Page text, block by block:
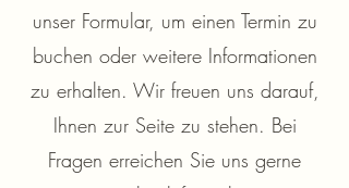
unser Formular, um einen Termin zu
buchen oder weitere Informationen
zu erhalten. Wir freuen uns darauf,
Ihnen zur Seite zu stehen. Bei
Fragen erreichen Sie uns gerne